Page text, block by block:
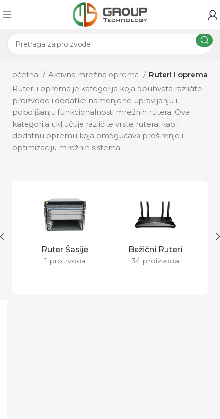
Početna Aktivna mrežna oprema
Ruteri i oprema
Ruteri i oprema je kategorija koja obuhvata različite
proizvode i dodatke namenjene upravljanju i
poboljšanju funkcionalnosti mrežnih rutera. Ova
kategorija uključuje različite vrste rutera, kao i
dodatnu opremu koja omogućava proširenje i
optimizaciju mrežnih sistema.
Ruter Šasije
1 proizvoda
Bežični Ruteri
34 proizvoda